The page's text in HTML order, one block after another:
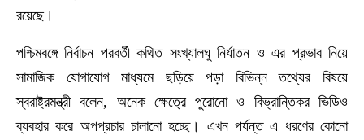
রয়েছে।
পশ্চিমবঙ্গে নির্বাচন পরবর্তী কথিত সংখ্যালঘু নির্যাতন ও এর প্রভাব নিয়ে
সামাজিক যোগাযোগ মাধ্যমে ছড়িয়ে পড়া বিভিন্ন তথ্যের বিষয়ে
স্বরাষ্ট্রমন্ত্রী বলেন, অনেক ক্ষেত্রে পুরোনো ও বিভ্রান্তিকর ভিডিও
ব্যবহার করে অপপ্রচার চালানো হচ্ছে। এখন পর্যন্ত এ ধরণের কোনো